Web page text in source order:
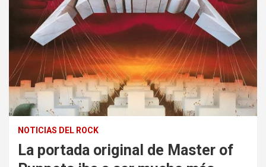
NOTICIAS DEL ROCK
La portada original de Master of